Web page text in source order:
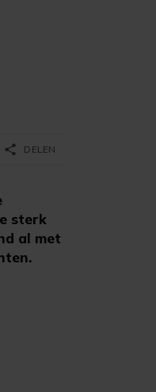
sterk
al met
share DELEN